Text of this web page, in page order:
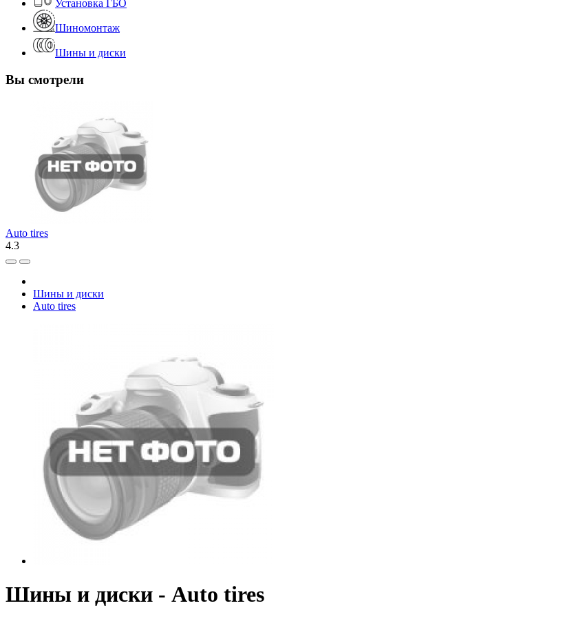
Установка ГБО
Шиномонтаж
Шины и диски
Вы смотрели
Auto tires
4.3
Шины и диски
Auto tires
Шины и диски - Auto tires